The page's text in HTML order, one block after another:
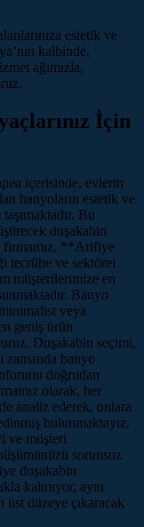
estetik ve
kalbinde,
ağımızla,
İçin
içerisinde, evlerin
banyoların estetik ve
Bu
duşakabin
firmamız, **Arifiye
tecrübe ve sektörel
müşterilerimize en
Banyo
veya
geniş ürün
Duşakabin seçimi,
zamanda banyo
doğrudan
olarak, her
analiz ederek, onlara
bulunmaktayız.
ve müşteri
sorunsuz
duşakabin
kalmıyor, aynı
üst düzeye çıkaracak